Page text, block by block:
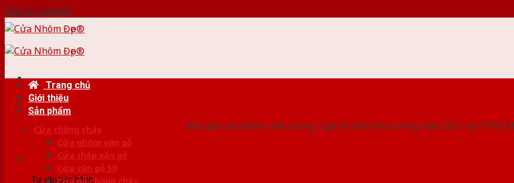
Skip to content
Báo giá cửa nhôm chất lượng - giá rẻ nhất thị trường năm 2021 tại TP.HCM
Tư vấn bán hàng
Trang chủ
Giới thiệu
Sản phẩm
Cửa chống cháy
Cửa nhôm vân gỗ
Cửa thép vân gỗ
Cửa vân gỗ 5D